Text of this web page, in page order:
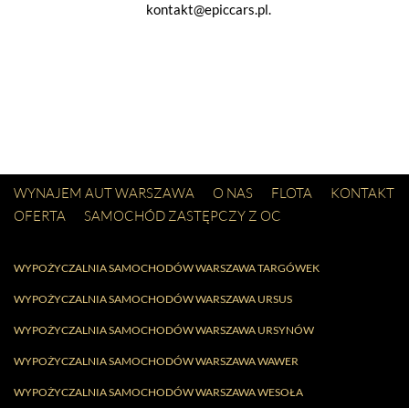
kontakt@epiccars.pl.
WYNAJEM AUT WARSZAWA O NAS FLOTA
KONTAKT
OFERTA
SAMOCHÓD ZASTĘPCZY Z OC
WYPOŻYCZALNIA SAMOCHODÓW WARSZAWA TARGÓWEK
WYPOŻYCZALNIA SAMOCHODÓW WARSZAWA URSUS
WYPOŻYCZALNIA SAMOCHODÓW WARSZAWA URSYNÓW
WYPOŻYCZALNIA SAMOCHODÓW WARSZAWA WAWER
WYPOŻYCZALNIA SAMOCHODÓW WARSZAWA WESOŁA